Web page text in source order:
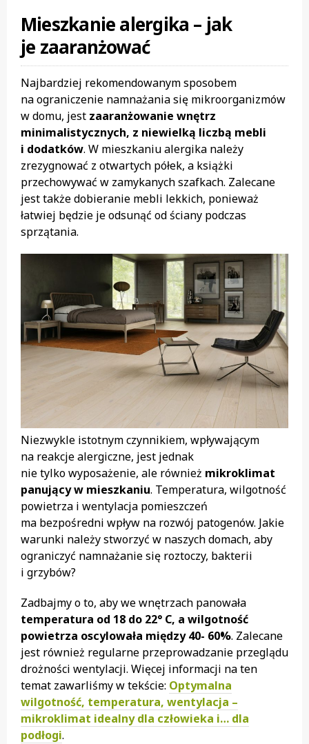
Mieszkanie alergika – jak
je zaaranżować
Najbardziej rekomendowanym sposobem
na ograniczenie namnażania się mikroorganizmów
w domu, jest zaaranżowanie wnętrz
minimalistycznych, z niewielką liczbą mebli
i dodatków. W mieszkaniu alergika należy
zrezygnować z otwartych półek, a książki
przechowywać w zamykanych szafkach. Zalecane
jest także dobieranie mebli lekkich, ponieważ
łatwiej będzie je odsunąć od ściany podczas
sprzątania.
Niezwykle istotnym czynnikiem, wpływającym
na reakcje alergiczne, jest jednak
nie tylko wyposażenie, ale również mikroklimat
panujący w mieszkaniu. Temperatura, wilgotność
powietrza i wentylacja pomieszczeń
ma bezpośredni wpływ na rozwój patogenów. Jakie
warunki należy stworzyć w naszych domach, aby
ograniczyć namnażanie się roztoczy, bakterii
i grzybów?
Zadbajmy o to, aby we wnętrzach panowała
temperatura od 18 do 22° C, a wilgotność
powietrza oscylowała między 40- 60%. Zalecane
jest również regularne przeprowadzanie przeglądu
drożności wentylacji. Więcej informacji na ten
temat zawarliśmy w tekście: Optymalna
wilgotność, temperatura, wentylacja –
mikroklimat idealny dla człowieka i… dla
podłogi.